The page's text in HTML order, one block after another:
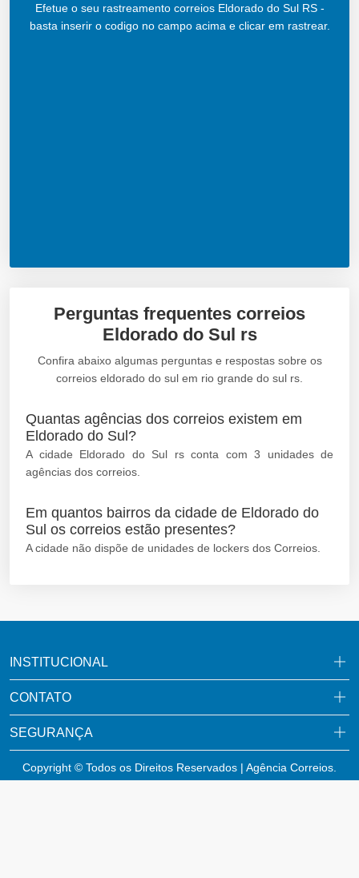
Efetue o seu rastreamento correios Eldorado do Sul RS -
basta inserir o codigo no campo acima e clicar em rastrear.
Perguntas frequentes correios
Eldorado do Sul rs
Confira abaixo algumas perguntas e respostas sobre os
correios eldorado do sul em rio grande do sul rs.
Quantas agências dos correios existem em
Eldorado do Sul?
A cidade Eldorado do Sul rs conta com 3 unidades de
agências dos correios.
Em quantos bairros da cidade de Eldorado do
Sul os correios estão presentes?
A cidade não dispõe de unidades de lockers dos Correios.
INSTITUCIONAL
CONTATO
SEGURANÇA
Copyright © Todos os Direitos Reservados | Agência Correios.